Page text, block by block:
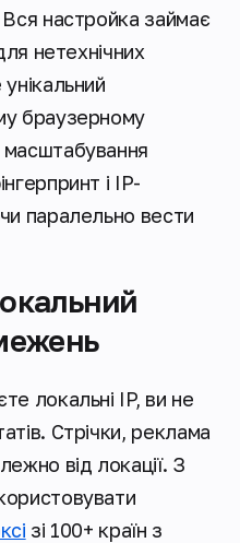
настройка займає
нетехнічних
браузерному
і IP-
паралельно вести
локальні IP, ви не
Стрічки, реклама
від локації. З
зі 100+ країн з